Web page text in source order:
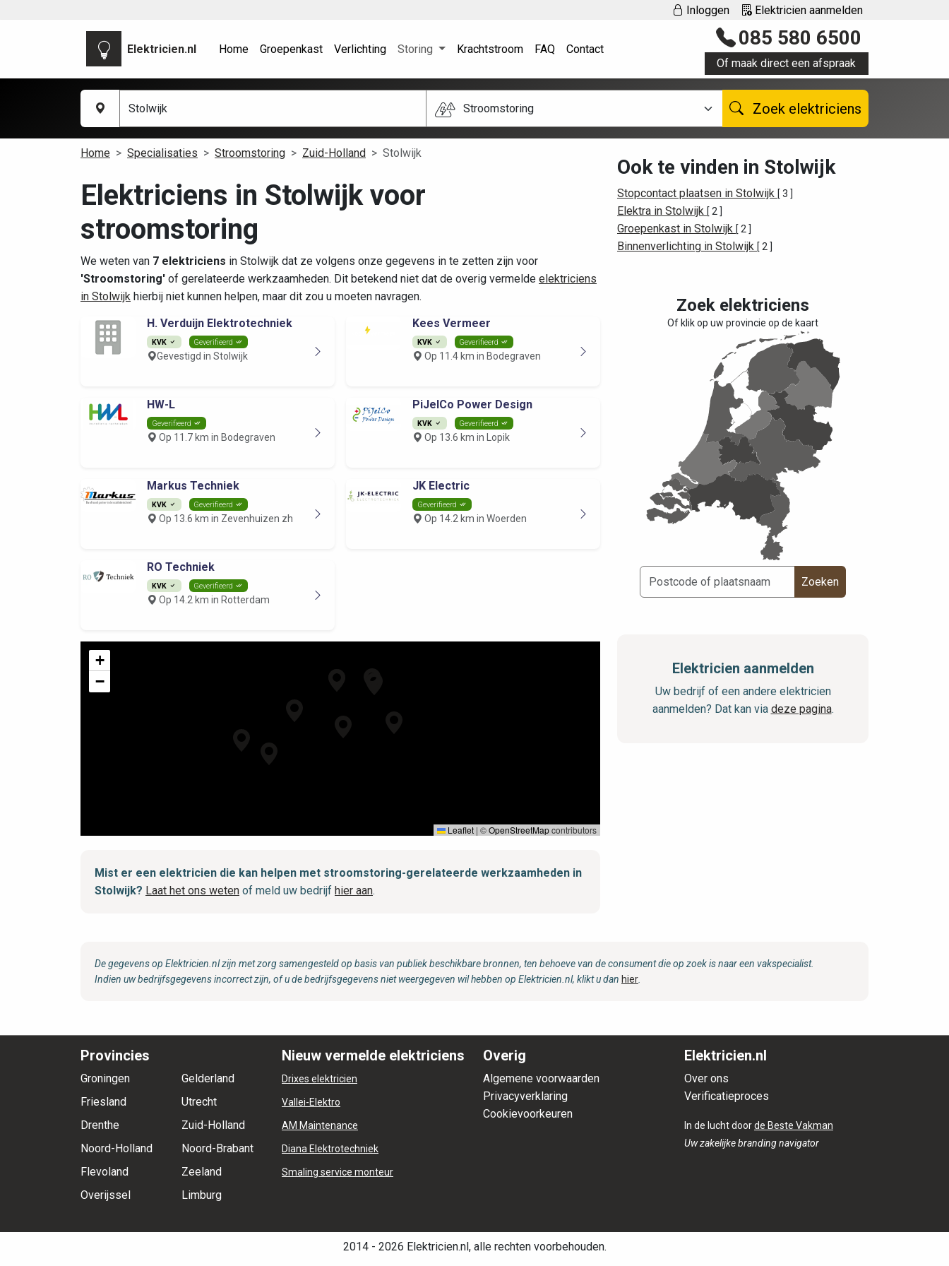
Inloggen Elektricien aanmelden
Elektricien.nl Home Groepenkast Verlichting Storing Krachtstroom FAQ Contact 085 580 6500
Of maak direct een afspraak
Stroomstoring Zoek elektriciens
Home Specialisaties Stroomstoring Zuid-Holland Stolwijk
Elektriciens in Stolwijk voor
stroomstoring
We weten van 7 elektriciens in Stolwijk dat ze volgens onze gegevens in te zetten zijn voor
'Stroomstoring' of gerelateerde werkzaamheden. Dit betekend niet dat de overig vermelde elektriciens
in Stolwijk hierbij niet kunnen helpen, maar dit zou u moeten navragen.
H. Verduijn Elektrotechniek
KVK Geverifieerd
Gevestigd in Stolwijk
Kees Vermeer
KVK Geverifieerd
Op 11.4 km in Bodegraven
HW-L
Geverifieerd
Op 11.7 km in Bodegraven
PiJelCo Power Design
KVK Geverifieerd
Op 13.6 km in Lopik
Markus Techniek
KVK Geverifieerd
Op 13.6 km in Zevenhuizen zh
JK Electric
Geverifieerd
Op 14.2 km in Woerden
RO Techniek
KVK Geverifieerd
Op 14.2 km in Rotterdam
+
−
Leaflet | ©OpenStreetMapcontributors
Mist er een elektricien die kan helpen met stroomstoring-gerelateerde werkzaamheden in
Stolwijk? Laat het ons weten of meld uw bedrijf hier aan.
Ook te vinden in Stolwijk
Stopcontact plaatsen in Stolwijk [ 3 ]
Elektra in Stolwijk [ 2 ]
Groepenkast in Stolwijk [ 2 ]
Binnenverlichting in Stolwijk [ 2 ]
Zoek elektriciens
Of klik op uw provincie op de kaart
Zoeken
Elektricien aanmelden
Uw bedrijf of een andere elektricien
aanmelden? Dat kan via deze pagina.
De gegevens op Elektricien.nl zijn met zorg samengesteld op basis van publiek beschikbare bronnen, ten behoeve van de consument die op zoek is naar een vakspecialist.
Indien uw bedrijfsgegevens incorrect zijn, of u de bedrijfsgegevens niet weergegeven wil hebben op Elektricien.nl, klikt u dan hier
Provincies
Groningen
Friesland
Drenthe
Noord-Holland
Flevoland
Overijssel
Gelderland
Utrecht
Zuid-Holland
Noord-Brabant
Zeeland
Limburg
Nieuw vermelde elektriciens
Drixes elektricien
Vallei-Elektro
AM Maintenance
Diana Elektrotechniek
Smaling service monteur
Overig
Algemene voorwaarden
Privacyverklaring
Cookievoorkeuren
Elektricien.nl
Over ons
Verificatieproces
In de lucht doorde Beste Vakman
Uw zakelijke branding navigator
2014 - 2026 Elektricien.nl, alle rechten voorbehouden.